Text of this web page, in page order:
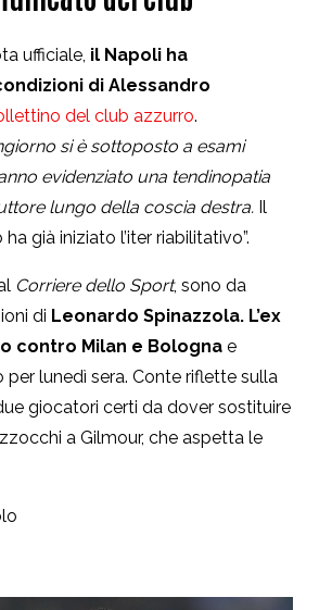
ufficiale, il Napoli ha
di Alessandro
del club azzurro.
si è sottoposto a esami
evidenziato una tendinopatia
lungo della coscia destra. Il
già iniziato l’iter riabilitativo”.
Corriere dello Sport, sono da
di Leonardo Spinazzola. L’ex
contro Milan e Bologna e
lunedì sera. Conte riflette sulla
giocatori certi da dover sostituire
a Gilmour, che aspetta le